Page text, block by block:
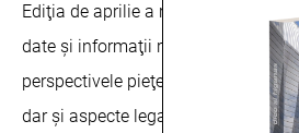
Ediţia de aprilie a revistei Arena
date şi informaţii referitoare la
perspectivele pieţei naţionale de
dar şi aspecte legate de evoluţia